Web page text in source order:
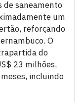
de saneamento
um
reforçando
O
do
23 milhões,
incluindo